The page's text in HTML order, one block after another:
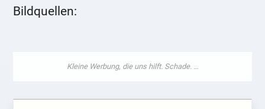
Bildquellen: